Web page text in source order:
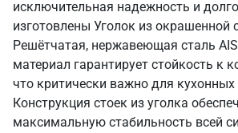
исключительная надежность и
изготовлены Уголок из окрашенной
Решётчатая, нержавеющая сталь
материал гарантирует стойкость к
что критически важно для
Конструкция стоек из уголка
максимальную стабильность всей